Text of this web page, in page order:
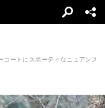
コートにスポーティなニュアンスを